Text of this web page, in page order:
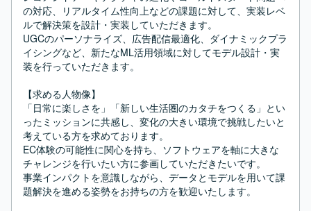
の対応、リアルタイム性向上などの課題に対して、実装レベ
ルで解決策を設計・実装していただきます。
UGCのパーソナライズ、広告配信最適化、ダイナミックプラ
イシングなど、新たなML活用領域に対してモデル設計・実
装を行っていただきます。
【求める人物像】
「日常に楽しさを」「新しい生活圏のカタチをつくる」とい
ったミッションに共感し、変化の大きい環境で挑戦したいと
考えている方を求めております。
EC体験の可能性に関心を持ち、ソフトウェアを軸に大きな
チャレンジを行いたい方に参画していただきたいです。
事業インパクトを意識しながら、データとモデルを用いて課
題解決を進める姿勢をお持ちの方を歓迎いたします。